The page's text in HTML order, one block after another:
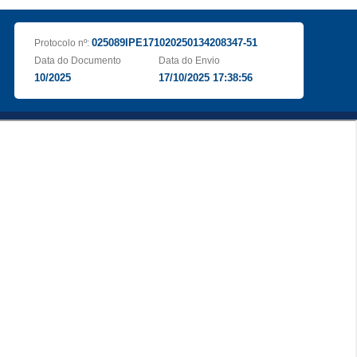
Protocolo nº: 025089IPE171020250134208347-51
Data do Documento
10/2025
Data do Envio
17/10/2025 17:38:56